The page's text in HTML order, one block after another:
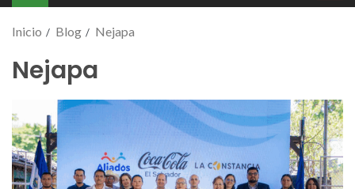
Inicio Blog Nejapa
Nejapa